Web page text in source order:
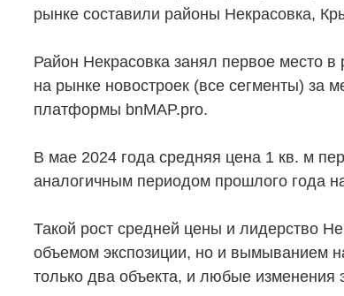
рынке составили районы Некрасовка,
Район Некрасовка занял первое место
на рынке новостроек (все сегменты) за
платформы bnMAP.pro.
В мае 2024 года средняя цена 1 кв. м
аналогичным периодом прошлого года
Такой рост средней цены и лидерство
объемом экспозиции, но и вымыванием
только два объекта, и любые изменения